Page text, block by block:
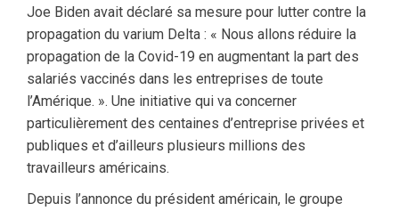
Joe Biden avait déclaré sa mesure pour lutter contre la
propagation du varium Delta : « Nous allons réduire la
propagation de la Covid-19 en augmentant la part des
salariés vaccinés dans les entreprises de toute
l’Amérique. ». Une initiative qui va concerner
particulièrement des centaines d’entreprise privées et
publiques et d’ailleurs plusieurs millions des
travailleurs américains.
Depuis l’annonce du président américain, le groupe